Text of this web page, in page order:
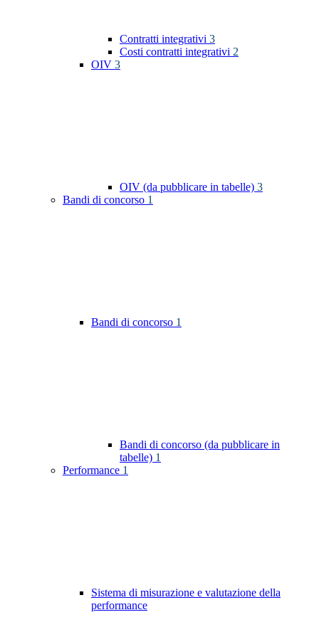
Contratti integrativi 3
Costi contratti integrativi 2
OIV 3
OIV (da pubblicare in tabelle) 3
Bandi di concorso 1
Bandi di concorso 1
Bandi di concorso (da pubblicare in
tabelle) 1
Performance 1
Sistema di misurazione e valutazione della
performance